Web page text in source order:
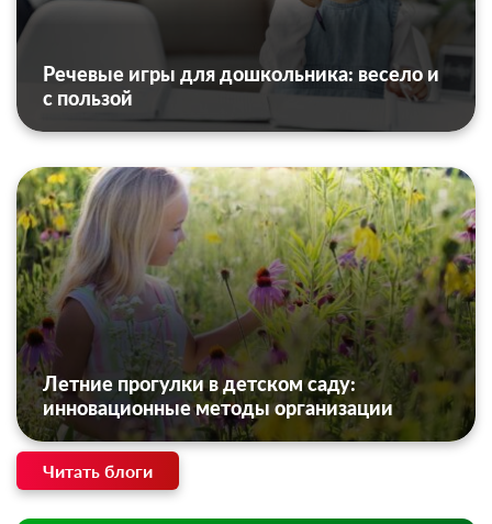
Речевые игры для дошкольника: весело и
с пользой
Летние прогулки в детском саду:
инновационные методы организации
Читать блоги